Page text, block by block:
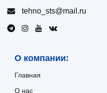
tehno_sts@mail.ru
О компании:
Главная
О нас